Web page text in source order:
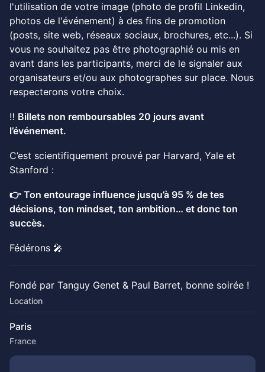
l'utilisation de votre image (photo de profil Linkedin,
photos de l'événement) à des fins de promotion
(posts, site web, réseaux sociaux, brochures, etc...). Si
vous ne souhaitez pas être photographié ou mis en
avant dans les participants, merci de le signaler aux
organisateurs et/ou aux photographes sur place. Nous
respecterons votre choix.
‼️ Billets non remboursables 20 jours avant
l’événement.
C’est scientifiquement prouvé par Harvard, Yale et
Stanford :
👉 Ton entourage influence jusqu’à 95 % de tes
décisions, ton mindset, ton ambition… et donc ton
succès.
Fédérons 🎤
Fondé par Tanguy Genet & Paul Barret, bonne soirée !
Location
Paris
France